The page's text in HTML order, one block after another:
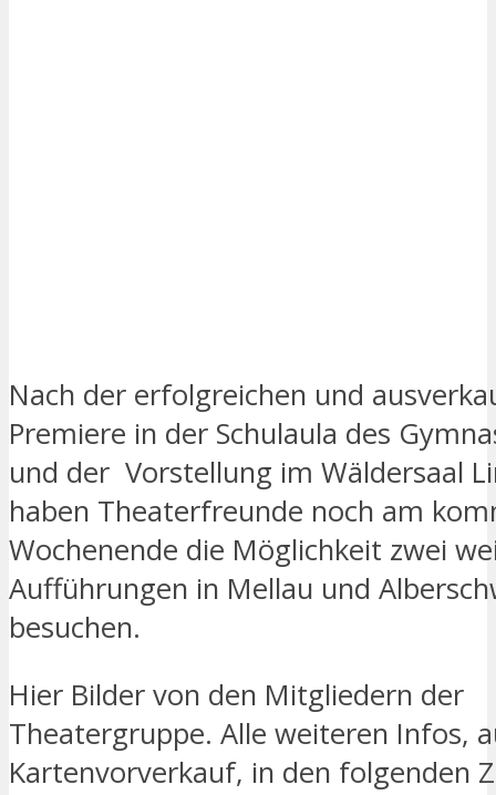
Nach der erfolgreichen und
Premiere in der Schulaula des
und der Vorstellung im Wäldersaal
haben Theaterfreunde noch am
Wochenende die Möglichkeit zwei
Aufführungen in Mellau und
besuchen.
Hier Bilder von den Mitgliedern der
Theatergruppe. Alle weiteren Infos,
Kartenvorverkauf, in den folgenden